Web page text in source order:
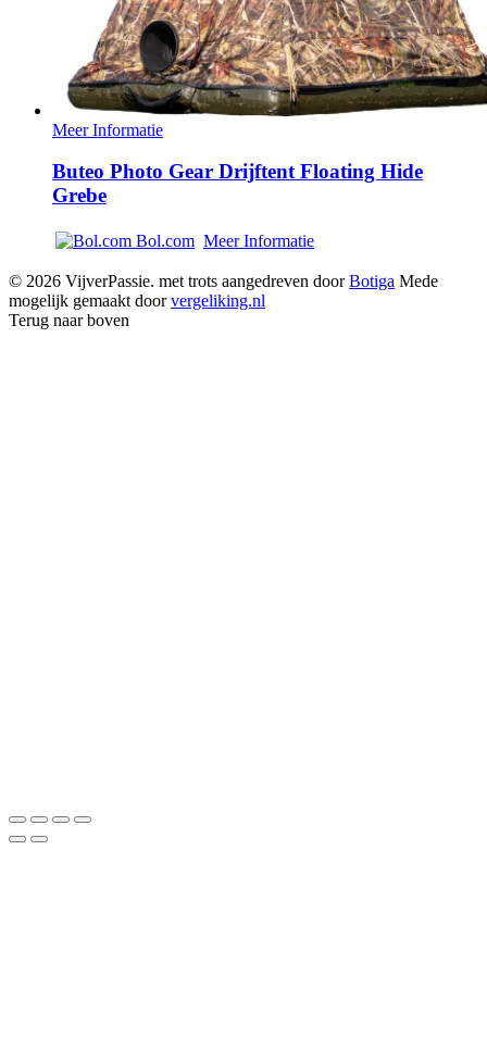
Meer Informatie
Buteo Photo Gear Drijftent Floating Hide
Grebe
Bol.com Meer Informatie
© 2026 VijverPassie. met trots aangedreven doorBotiga Mede
mogelijk gemaakt doorvergeliking.nl
Terug naar boven